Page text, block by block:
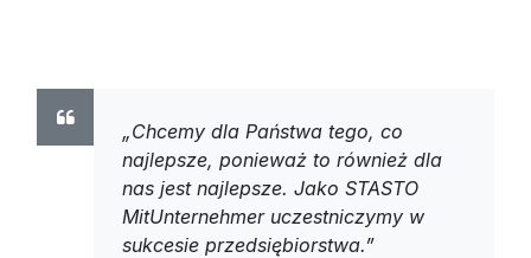
„Chcemy dla Państwa tego, co
najlepsze, ponieważ to również dla
nas jest najlepsze. Jako STASTO
MitUnternehmer uczestniczymy w
sukcesie przedsiębiorstwa.”